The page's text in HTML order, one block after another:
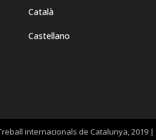
Català
Castellano
internacionals de Catalunya, 2019 |